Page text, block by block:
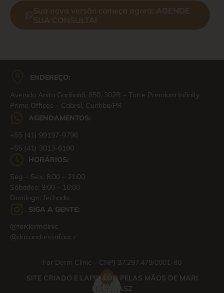
Sua nova versão começa agora: AGENDE
SUA CONSULTA!
ENDEREÇO:
Avenida Anita Garibaldi, 850, 302B – Torre Premium Infinity
Prime Offices – Cabral, Curitiba/PR
AGENDAMENTOS:
+55 (41) 99197-9796
+55 (41) 3013-6190
HORÁRIOS:
Seg – Sex: 8:00 – 21:00
Sábados: 9:00 – 16:00
Domingo: fechado
SIGA A GENTE:
@fordermclinic
@dra.andressafaucz
For Derm Clinic – CNPJ 37.297.479/0001-80
SITE CRIADO E LAPIDADO PELAS MÃOS DE MARI
BARABASZ